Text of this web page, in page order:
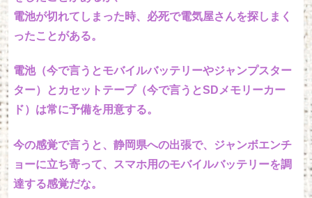
電池が切れてしまった時、必死で電気屋さんを探しまく
ったことがある。
電池（今で言うとモバイルバッテリーやジャンプスター
ター）とカセットテープ（今で言うとSDメモリーカー
ド）は常に予備を用意する。
今の感覚で言うと、静岡県への出張で、ジャンボエンチ
ョーに立ち寄って、スマホ用のモバイルバッテリーを調
達する感覚だな。